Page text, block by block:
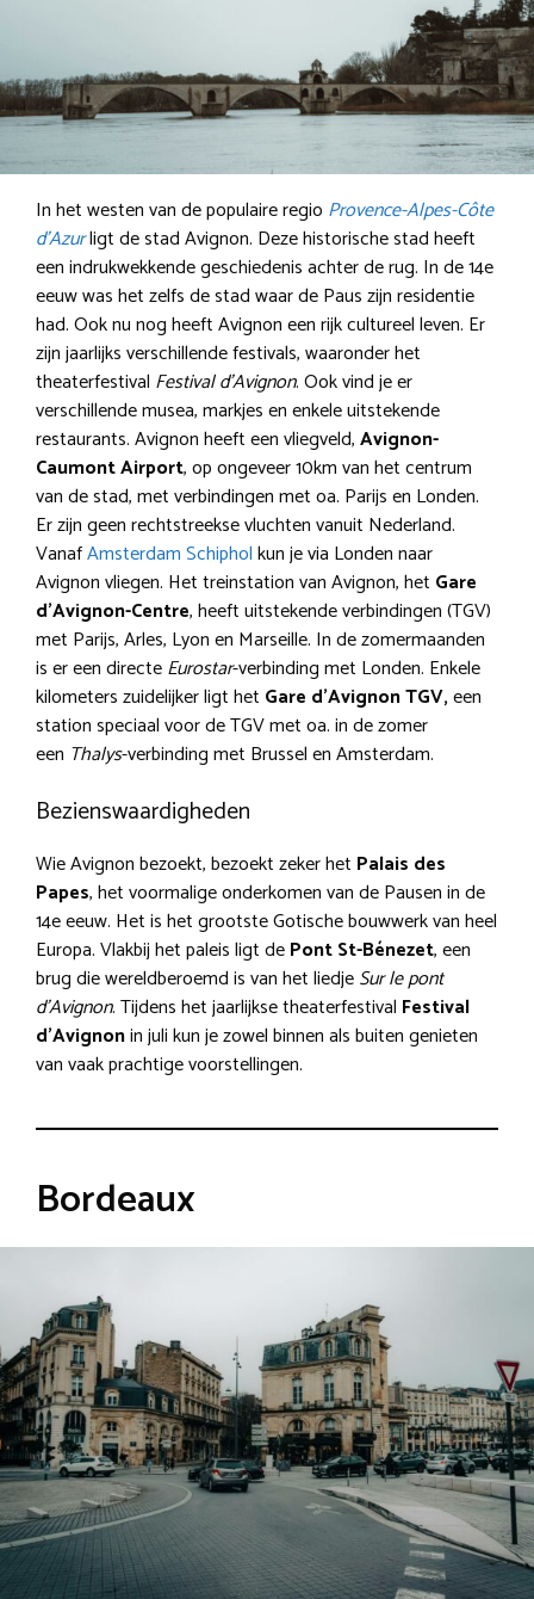
In het westen van de populaire regio Provence-Alpes-Côte
d’Azurligt de stad Avignon. Deze historische stad heeft
een indrukwekkende geschiedenis achter de rug. In de 14e
eeuw was het zelfs de stad waar de Paus zijn residentie
had. Ook nu nog heeft Avignon een rijk cultureel leven. Er
zijn jaarlijks verschillende festivals, waaronder het
theaterfestival Festival d’Avignon. Ook vind je er
verschillende musea, markjes en enkele uitstekende
restaurants. Avignon heeft een vliegveld,Avignon-
Caumont Airport, op ongeveer 10km van het centrum
van de stad, met verbindingen met oa. Parijs en Londen.
Er zijn geen rechtstreekse vluchten vanuit Nederland.
VanafAmsterdam Schipholkun je via Londen naar
Avignon vliegen. Het treinstation van Avignon, het Gare
d’Avignon-Centre, heeft uitstekende verbindingen (TGV)
met Parijs, Arles, Lyon en Marseille. In de zomermaanden
is er een directeEurostar-verbinding met Londen. Enkele
kilometers zuidelijker ligt het Gare d’Avignon TGV,een
station speciaal voor de TGV met oa. in de zomer
een Thalys-verbinding met Brussel en Amsterdam.
Bezienswaardigheden
Wie Avignon bezoekt, bezoekt zeker het Palais des
Papes, het voormalige onderkomen van de Pausen in de
14e eeuw. Het is het grootste Gotische bouwwerk van heel
Europa. Vlakbij het paleis ligt dePont St-Bénezet, een
brug die wereldberoemd is van het liedjeSur le pont
d’Avignon. Tijdens het jaarlijkse theaterfestival Festival
d’Avignonin juli kun je zowel binnen als buiten genieten
van vaak prachtige voorstellingen.
Bordeaux